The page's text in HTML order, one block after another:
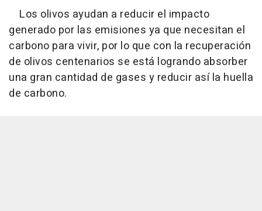
Los olivos ayudan a reducir el impacto
generado por las emisiones ya que necesitan el
carbono para vivir, por lo que con la recuperación
de olivos centenarios se está logrando absorber
una gran cantidad de gases y reducir así la huella
de carbono.